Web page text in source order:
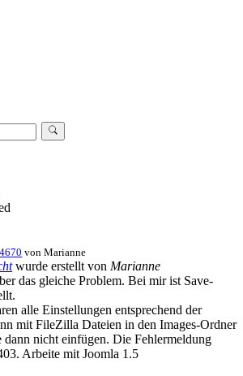
vonMarianne
wurde erstellt von Marianne
das gleiche Problem. Bei mir ist Save-
alle Einstellungen entsprechend der
mit FileZilla Dateien in den Images-Ordner
dann nicht einfügen. Die Fehlermeldung
Arbeite mit Joomla 1.5